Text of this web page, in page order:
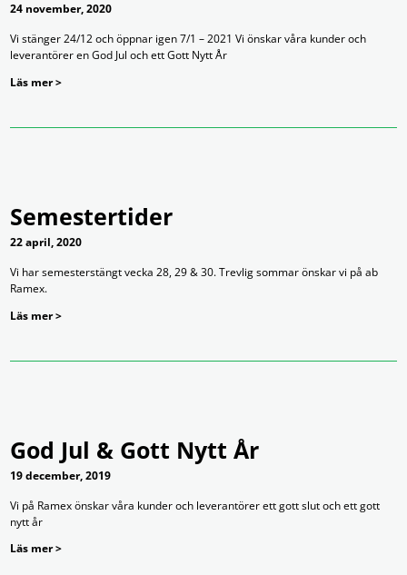
24 november, 2020
Vi stänger 24/12 och öppnar igen 7/1 – 2021 Vi önskar våra kunder och
leverantörer en God Jul och ett Gott Nytt År
Läs mer >
Semestertider
22 april, 2020
Vi har semesterstängt vecka 28, 29 & 30. Trevlig sommar önskar vi på ab
Ramex.
Läs mer >
God Jul & Gott Nytt År
19 december, 2019
Vi på Ramex önskar våra kunder och leverantörer ett gott slut och ett gott
nytt år
Läs mer >